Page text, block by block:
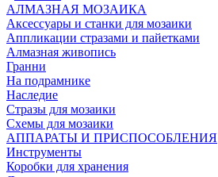
АЛМАЗНАЯ МОЗАИКА
Аксессуары и станки для мозаики
Аппликации стразами и пайетками
Алмазная живопись
Гранни
На подрамнике
Наследие
Стразы для мозаики
Схемы для мозаики
АППАРАТЫ И ПРИСПОСОБЛЕНИЯ
Инструменты
Коробки для хранения